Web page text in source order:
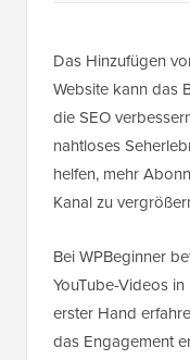
Das Hinzufügen
Website kann das
die SEO
nahtloses
helfen, mehr
Kanal zu
Bei WPBeginner
YouTube-Videos
erster Hand
das Engagement